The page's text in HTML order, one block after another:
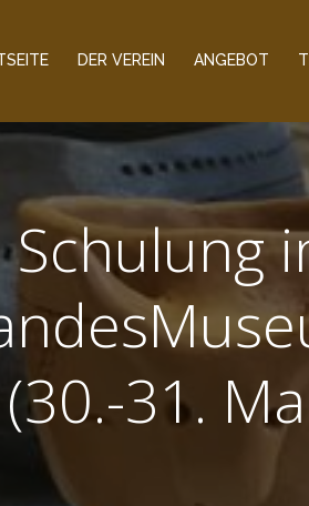
DER VEREIN ANGEBOT
Schulung
(30.-31.